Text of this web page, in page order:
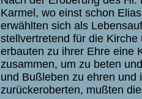
Karmel, wo einst schon
erwählten sich als
stellvertretend für die
erbauten zu ihrer Ehre eine
zusammen, um zu beten
und Bußleben zu ehren und
zurückeroberten, mußten